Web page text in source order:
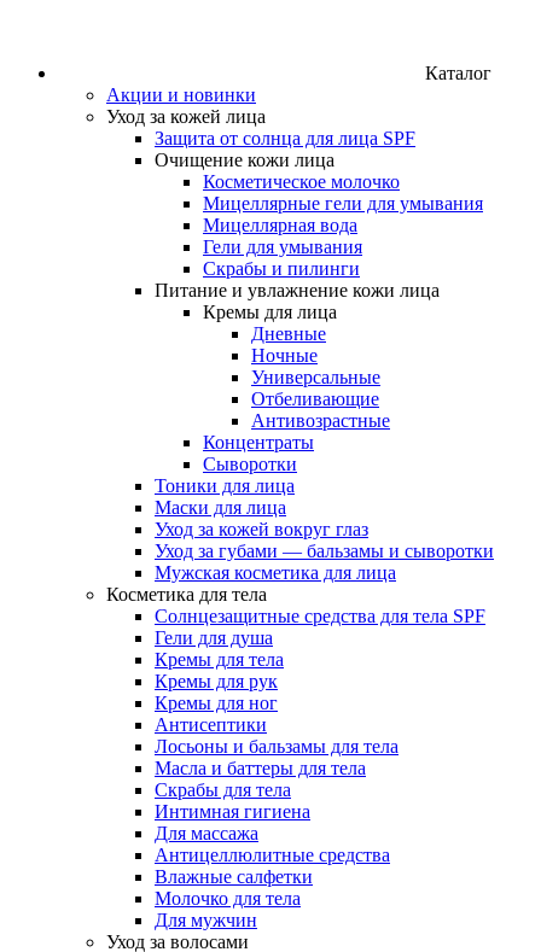
Каталог
Акции и новинки
Уход за кожей лица
Защита от солнца для лица SPF
Очищение кожи лица
Косметическое молочко
Мицеллярные гели для умывания
Мицеллярная вода
Гели для умывания
Скрабы и пилинги
Питание и увлажнение кожи лица
Кремы для лица
Дневные
Ночные
Универсальные
Отбеливающие
Антивозрастные
Концентраты
Сыворотки
Тоники для лица
Маски для лица
Уход за кожей вокруг глаз
Уход за губами — бальзамы и сыворотки
Мужская косметика для лица
Косметика для тела
Солнцезащитные средства для тела SPF
Гели для душа
Кремы для тела
Кремы для рук
Кремы для ног
Антисептики
Лосьоны и бальзамы для тела
Масла и баттеры для тела
Скрабы для тела
Интимная гигиена
Для массажа
Антицеллюлитные средства
Влажные салфетки
Молочко для тела
Для мужчин
Уход за волосами